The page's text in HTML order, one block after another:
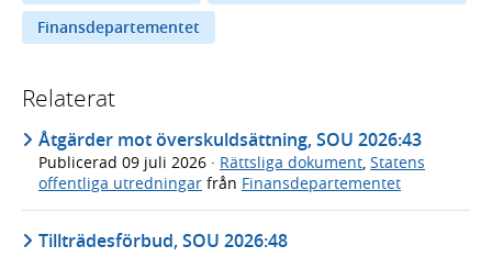
Finansdepartementet
Relaterat
Åtgärder mot överskuldsättning, SOU 2026:43
Publicerad 09 juli 2026 · Rättsliga dokument, Statens
offentliga utredningar från Finansdepartementet
Tillträdesförbud, SOU 2026:48